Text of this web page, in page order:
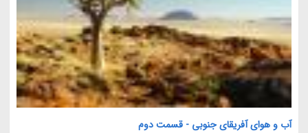
آب و هوای آفریقای جنوبی - قسمت دوم